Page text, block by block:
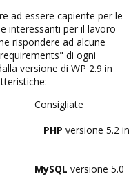
ad essere capiente per le
interessanti per il lavoro
rispondere ad alcune
di ogni
versione di WP 2.9 in
poi PHP versione 5.2 in
poi MySQL versione 5.0